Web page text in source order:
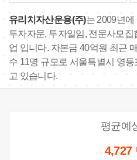
유리치자산운용(주)는 2009년에
투자자문, 투자일임, 전문사모집
업 입니다. 자본금 40억원 최근
수 11명 규모로 서울특별시 영
고 있습니다.
평균예
4,727